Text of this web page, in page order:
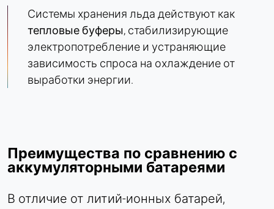
Системы хранения льда действуют как
тепловые буферы, стабилизирующие
электропотребление и устраняющие
зависимость спроса на охлаждение от
выработки энергии.
Преимущества по сравнению с
аккумуляторными батареями
В отличие от литий-ионных батарей,